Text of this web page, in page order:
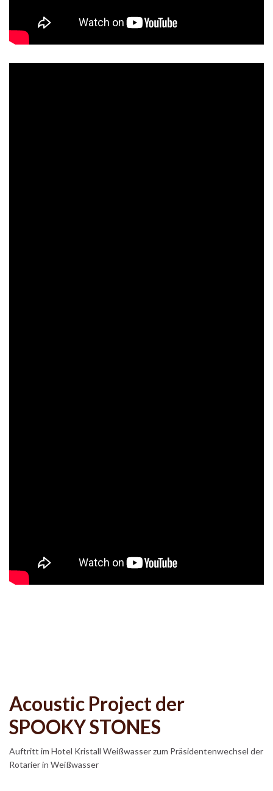
Acoustic Project der
SPOOKY STONES
Auftritt im Hotel Kristall Weißwasser zum Präsidentenwechsel der
Rotarier in Weißwasser